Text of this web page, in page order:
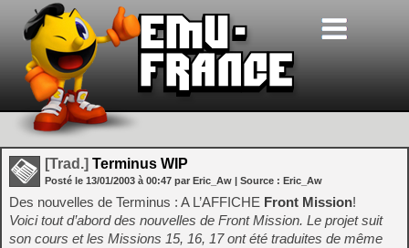
[Trad.] Terminus WIP
Posté le 13/01/2003 à 00:47 par Eric_Aw | Source : Eric_Aw
Des nouvelles de Terminus : A L’AFFICHE Front Mission!
Voici tout d’abord des nouvelles de Front Mission. Le projet suit
son cours et les Missions 15, 16, 17 ont été traduites de même